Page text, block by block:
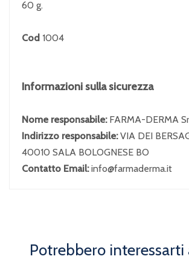
60 g.
Cod 1004
Informazioni sulla sicurezza
Nome responsabile: FARMA-DERMA
Indirizzo responsabile:VIA DEI
40010 SALA BOLOGNESE BO
Contatto Email:info@farmaderma.it
Potrebbero interessarti